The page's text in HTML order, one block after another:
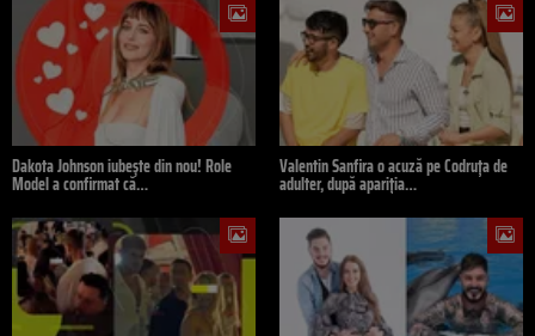
Dakota Johnson iubește din nou! Role
Model a confirmat că…
Valentin Sanfira o acuză pe Codruța de
adulter, după apariția…